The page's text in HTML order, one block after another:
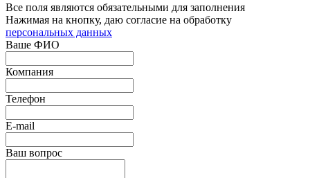
Все поля являются обязательными для заполнения
Нажимая на кнопку, даю согласие на обработку
персональных данных
Ваше ФИО
Компания
Телефон
E-mail
Ваш вопрос